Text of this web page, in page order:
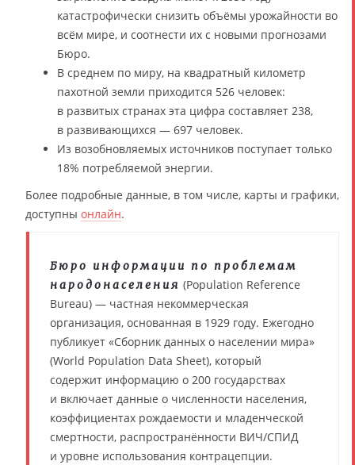
катастрофически снизить объёмы урожайности во
всём мире, и соотнести их с новыми прогнозами
Бюро.
В среднем по миру, на квадратный километр
пахотной земли приходится 526 человек:
в развитых странах эта цифра составляет 238,
в развивающихся — 697 человек.
Из возобновляемых источников поступает только
18% потребляемой энергии.
Более подробные данные, в том числе, карты и графики,
доступны онлайн.
Бюро информации по проблемам
народонаселения (Population Reference
Bureau) — частная некоммерческая
организация, основанная в 1929 году. Ежегодно
публикует «Сборник данных о населении мира»
(World Population Data Sheet), который
содержит информацию о 200 государствах
и включает данные о численности населения,
коэффициентах рождаемости и младенческой
смертности, распространённости ВИЧ/СПИД
и уровне использования контрацепции.